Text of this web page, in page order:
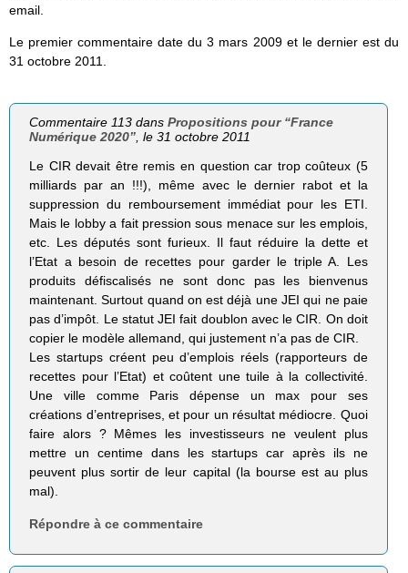
email.
Le premier commentaire date du 3 mars 2009 et le dernier est du
31 octobre 2011.
Commentaire 113 dansPropositions pour “France
Numérique 2020”, le 31 octobre 2011
Le CIR devait être remis en question car trop coûteux (5
milliards par an !!!), même avec le dernier rabot et la
suppression du remboursement immédiat pour les ETI.
Mais le lobby a fait pression sous menace sur les emplois,
etc. Les députés sont furieux. Il faut réduire la dette et
l’Etat a besoin de recettes pour garder le triple A. Les
produits défiscalisés ne sont donc pas les bienvenus
maintenant. Surtout quand on est déjà une JEI qui ne paie
pas d’impôt. Le statut JEI fait doublon avec le CIR. On doit
copier le modèle allemand, qui justement n’a pas de CIR.
Les startups créent peu d’emplois réels (rapporteurs de
recettes pour l’Etat) et coûtent une tuile à la collectivité.
Une ville comme Paris dépense un max pour ses
créations d’entreprises, et pour un résultat médiocre. Quoi
faire alors ? Mêmes les investisseurs ne veulent plus
mettre un centime dans les startups car après ils ne
peuvent plus sortir de leur capital (la bourse est au plus
mal).
Répondre à ce commentaire